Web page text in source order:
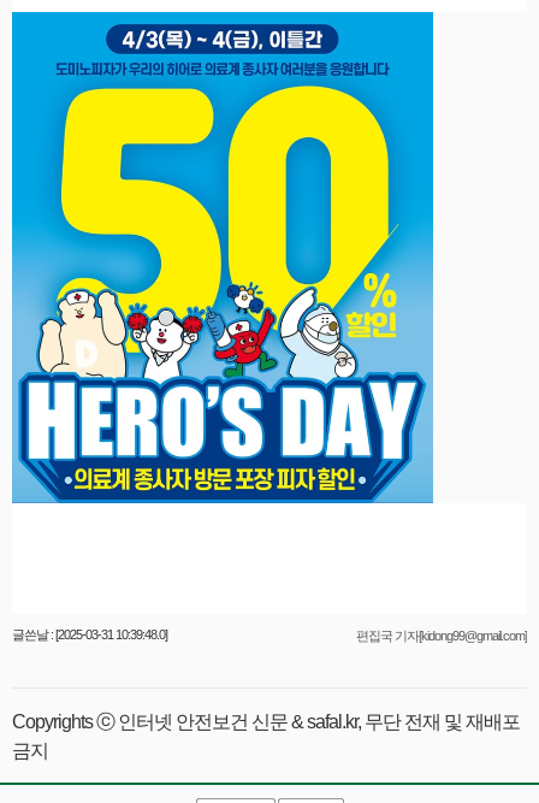
글쓴날 : [2025-03-31 10:39:48.0] 편집국 기자[kidong99@gmail.com]
Copyrights ⓒ 인터넷 안전보건 신문 & safal.kr, 무단 전재 및 재배포
금지